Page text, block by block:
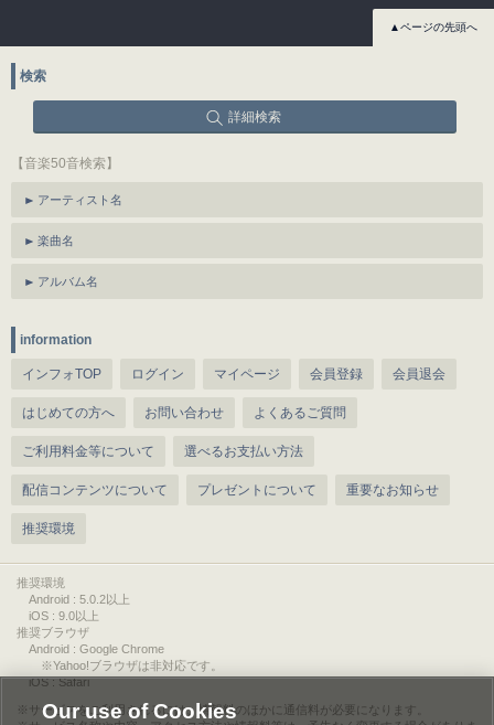
▲ページの先頭へ
検索
詳細検索
【音楽50音検索】
アーティスト名
楽曲名
アルバム名
information
インフォTOP ログイン マイページ 会員登録 会員退会
はじめての方へ お問い合わせ よくあるご質問
ご利用料金等について 選べるお支払い方法
配信コンテンツについて プレゼントについて 重要なお知らせ
推奨環境
推奨環境
Android : 5.0.2以上
iOS : 9.0以上
推奨ブラウザ
Android : Google Chrome
※Yahoo!ブラウザは非対応です。
iOS : Safari
サービスをご利用されるには、情報料のほかに通信料が必要になります。
Our use of Cookies